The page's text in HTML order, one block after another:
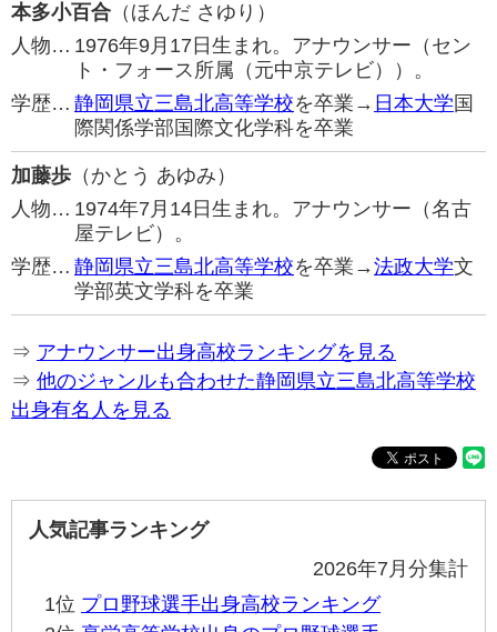
本多小百合 （ほんだ さゆり）
人物… 1976年9月17日生まれ。アナウンサー（セン
ト・フォース所属（元中京テレビ））。
学歴… 静岡県立三島北高等学校を卒業→ 日本大学 国
際関係学部国際文化学科を卒業
加藤歩 （かとう あゆみ）
人物… 1974年7月14日生まれ。アナウンサー（名古
屋テレビ）。
学歴… 静岡県立三島北高等学校を卒業→法政大学文
学部英文学科を卒業
⇒ アナウンサー出身高校ランキングを見る
⇒ 他のジャンルも合わせた静岡県立三島北高等学校
出身有名人を見る
人気記事ランキング
2026年7月分集計
1位 プロ野球選手出身高校ランキング